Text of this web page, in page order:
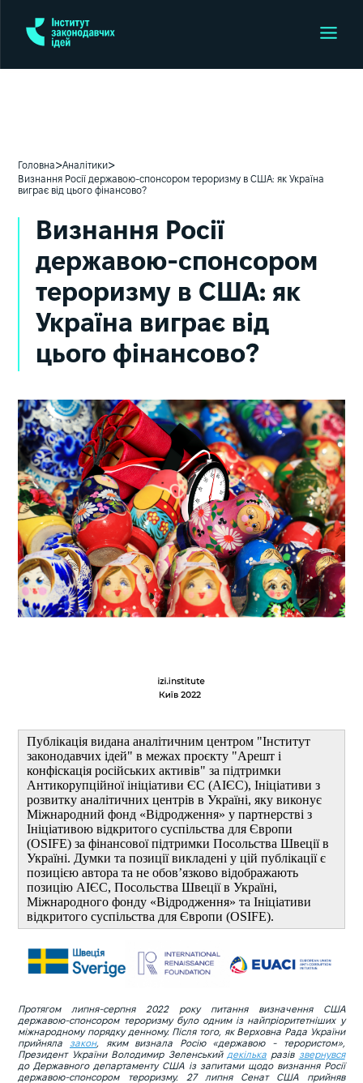
Головна>Аналітики>
Визнання Росії державою-спонсором тероризму в США: як Україна
виграє від цього фінансово?
Визнання Росії
державою-спонсором
тероризму в США: як
Україна виграє від
цього фінансово?
Публікація видана аналітичним центром "Інститут
законодавчих ідей" в межах проєкту "Арешт і
конфіскація російських активів" за підтримки
Антикорупційної ініціативи ЄС (АІЄС), Ініціативи з
розвитку аналітичних центрів в Україні, яку виконує
Міжнародний фонд «Відродження» у партнерстві з
Ініціативою відкритого суспільства для Європи
(OSIFE) за фінансової підтримки Посольства Швеції в
Україні. Думки та позиції викладені у цій публікації є
позицією автора та не обов’язково відображають
позицію АІЄС, Посольства Швеції в Україні,
Міжнародного фонду «Відродження» та Ініціативи
відкритого суспільства для Європи (OSIFE).
Протягом липня-серпня 2022 року питання визначення США
державою-спонсором тероризму було одним із найпріоритетніших у
міжнародному порядку денному. Після того, як Верховна Рада України
прийняла закон, яким визнала Росію «державою - терористом»,
Президент України Володимир Зеленський декількаразів звернувся
до Державного департаменту США із запитами щодо визнання Росії
державою-спонсором тероризму. 27 липня Сенат США прийняв